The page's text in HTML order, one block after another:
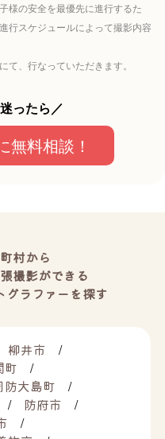
様の安全を最優先に進行するた
行スケジュールによって撮影内容
、行なっていただきます。
ったら／
無料相談！
村から
撮影ができる
グラファーを探す
柳井市
町
防大島町
防府市